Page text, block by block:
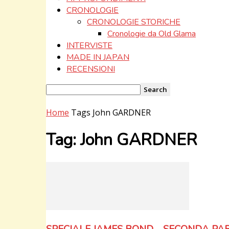
CRONOLOGIE
CRONOLOGIE STORICHE
Cronologie da Old Glama
INTERVISTE
MADE IN JAPAN
RECENSIONI
Home Tags John GARDNER
Tag: John GARDNER